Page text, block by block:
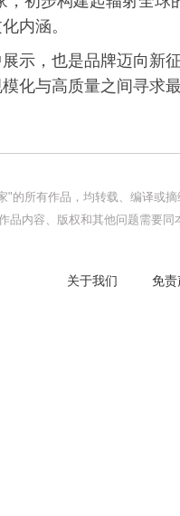
内涵。
示，也是品牌迈向新
化与高质量之间寻求
"的所有作品，均转载、编译或
品内容、版权和其他问题需要
关于我们 免责